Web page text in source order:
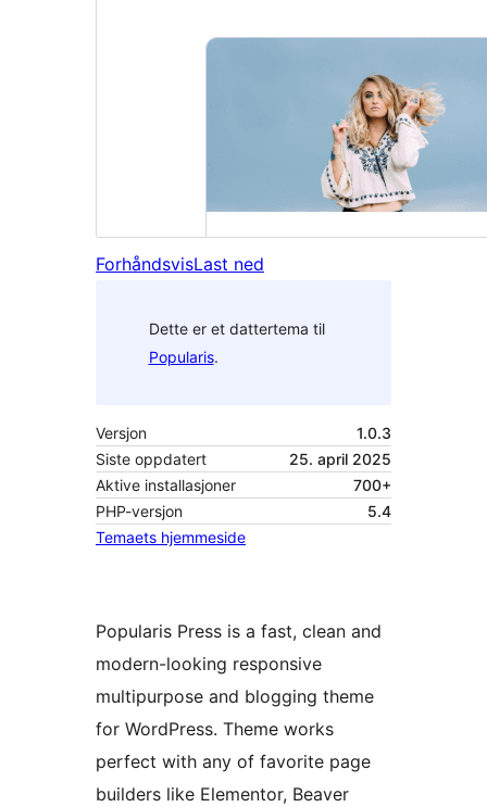
ForhåndsvisLast ned
Dette er et dattertema til
Popularis.
Versjon
1.0.3
Siste oppdatert
25. april 2025
Aktive installasjoner
700+
PHP-versjon
5.4
Temaets hjemmeside
Popularis Press is a fast, clean and
modern-looking responsive
multipurpose and blogging theme
for WordPress. Theme works
perfect with any of favorite page
builders like Elementor, Beaver